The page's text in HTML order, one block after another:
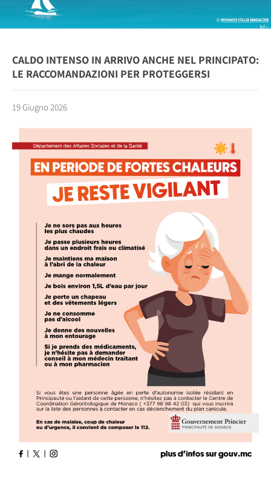
CALDO INTENSO IN ARRIVO ANCHE NEL PRINCIPATO:
LE RACCOMANDAZIONI PER PROTEGGERSI
19 Giugno 2026